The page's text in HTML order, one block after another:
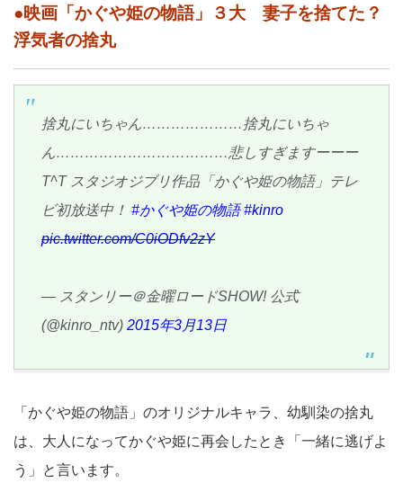
●映画「かぐや姫の物語」３大 妻子を捨てた？
浮気者の捨丸
捨丸にいちゃん…………………捨丸にいちゃ
ん………………………………悲しすぎますーーー
T^T スタジオジブリ作品「かぐや姫の物語」テレ
ビ初放送中！ #かぐや姫の物語 #kinro
pic.twitter.com/C0iODfv2zY
— スタンリー＠金曜ロードSHOW! 公式
(@kinro_ntv) 2015年3月13日
「かぐや姫の物語」のオリジナルキャラ、幼馴染の捨丸
は、大人になってかぐや姫に再会したとき「一緒に逃げよ
う」と言います。